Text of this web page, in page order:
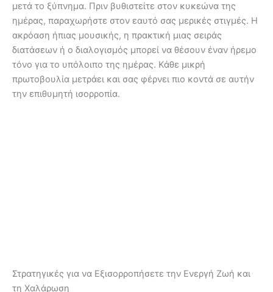
μετά το ξύπνημα. Πριν βυθιστείτε στον κυκεώνα της
ημέρας, παραχωρήστε στον εαυτό σας μερικές στιγμές. Η
ακρόαση ήπιας μουσικής, η πρακτική μιας σειράς
διατάσεων ή ο διαλογισμός μπορεί να θέσουν έναν ήρεμο
τόνο για το υπόλοιπο της ημέρας. Κάθε μικρή
πρωτοβουλία μετράει και σας φέρνει πιο κοντά σε αυτήν
την επιθυμητή ισορροπία.
Στρατηγικές για να Εξισορροπήσετε την Ενεργή Ζωή και
τη Χαλάρωση